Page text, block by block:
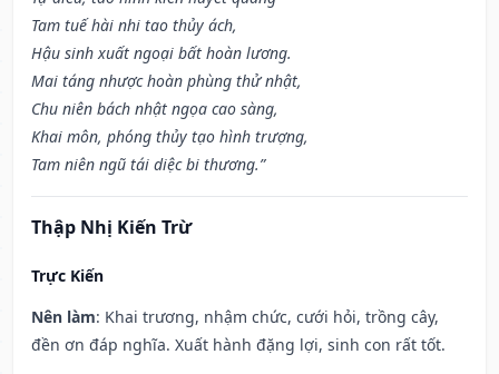
Tam tuế hài nhi tao thủy ách,
Hậu sinh xuất ngoại bất hoàn lương.
Mai táng nhược hoàn phùng thử nhật,
Chu niên bách nhật ngọa cao sàng,
Khai môn, phóng thủy tạo hình trượng,
Tam niên ngũ tái diệc bi thương.”
Thập Nhị Kiến Trừ
Trực Kiến
Nên làm: Khai trương, nhậm chức, cưới hỏi, trồng cây,
đền ơn đáp nghĩa. Xuất hành đặng lợi, sinh con rất tốt.